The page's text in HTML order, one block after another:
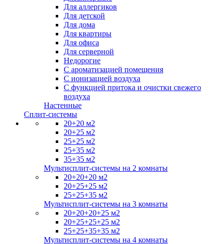
Для аллергиков
Для детской
Для дома
Для квартиры
Для офиса
Для серверной
Недорогие
С ароматизацией помещения
С ионизацией воздуха
С функцией притока и очистки свежего
воздуха
Настенные
Сплит-системы
20+20 м2
20+25 м2
25+25 м2
25+35 м2
35+35 м2
Мультисплит-системы на 2 комнаты
20+20+20 м2
20+25+25 м2
25+25+35 м2
Мультисплит-системы на 3 комнаты
20+20+20+25 м2
20+25+25+25 м2
25+25+35+35 м2
Мультисплит-системы на 4 комнаты